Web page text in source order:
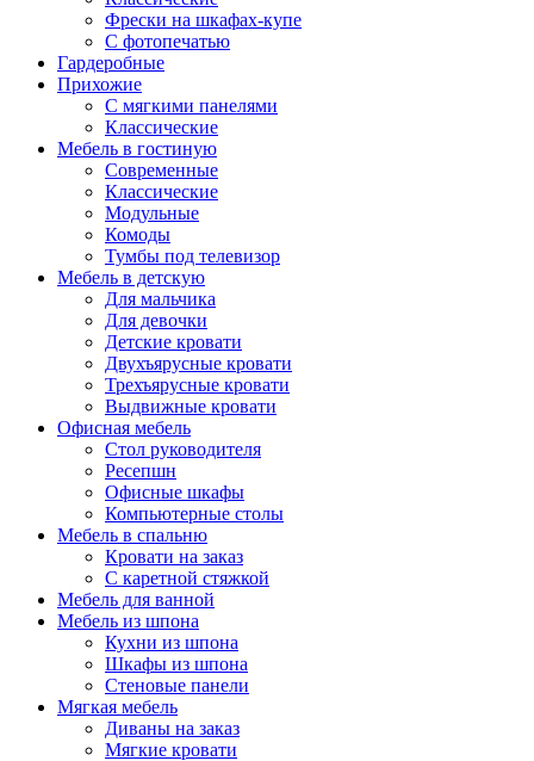
Фрески на шкафах-купе
С фотопечатью
Гардеробные
Прихожие
С мягкими панелями
Классические
Мебель в гостиную
Современные
Классические
Модульные
Комоды
Тумбы под телевизор
Мебель в детскую
Для мальчика
Для девочки
Детские кровати
Двухъярусные кровати
Трехъярусные кровати
Выдвижные кровати
Офисная мебель
Стол руководителя
Ресепшн
Офисные шкафы
Компьютерные столы
Мебель в спальню
Кровати на заказ
С каретной стяжкой
Мебель для ванной
Мебель из шпона
Кухни из шпона
Шкафы из шпона
Стеновые панели
Мягкая мебель
Диваны на заказ
Мягкие кровати